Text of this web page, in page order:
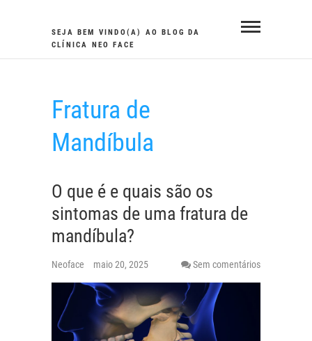
SEJA BEM VINDO(A) AO BLOG DA
CLÍNICA NEO FACE
Fratura de
Mandíbula
O que é e quais são os
sintomas de uma fratura de
mandíbula?
Neoface maio 20, 2025 Sem comentários